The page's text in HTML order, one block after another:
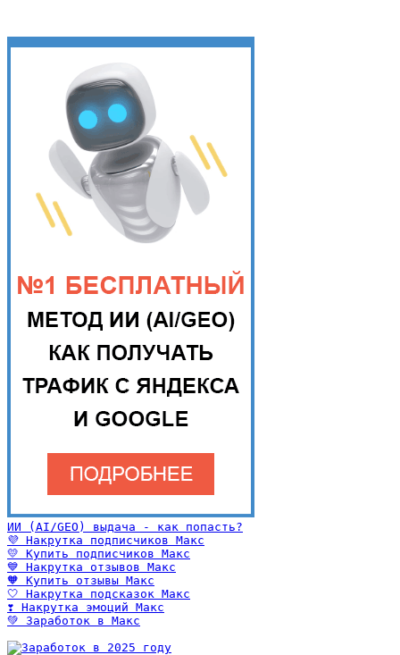
ИИ (AI/GEO) выдача - как попасть?
💜 Накрутка подписчиков Макс
💛 Купить подписчиков Макс
💙 Накрутка отзывов Макс
🧡 Купить отзывы Макс
🤍 Накрутка подсказок Макс
❣️ Накрутка эмоций Макс
💚 Заработок в Макс